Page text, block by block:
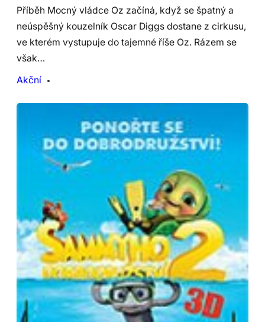
Příběh Mocný vládce Oz začíná, když se špatný a
neúspěšný kouzelník Oscar Diggs dostane z cirkusu,
ve kterém vystupuje do tajemné říše Oz. Rázem se
však…
Akční